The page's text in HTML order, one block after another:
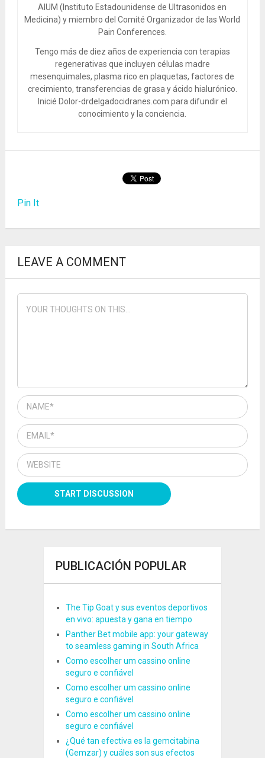
AIUM (Instituto Estadounidense de Ultrasonidos en
Medicina) y miembro del Comité Organizador de las World
Pain Conferences.
Tengo más de diez años de experiencia con terapias
regenerativas que incluyen células madre
mesenquimales, plasma rico en plaquetas, factores de
crecimiento, transferencias de grasa y ácido hialurónico.
Inicié Dolor-drdelgadocidranes.com para difundir el
conocimiento y la conciencia.
Pin It
LEAVE A COMMENT
PUBLICACIÓN POPULAR
The Tip Goat y sus eventos deportivos
en vivo: apuesta y gana en tiempo
Panther Bet mobile app: your gateway
to seamless gaming in South Africa
Como escolher um cassino online
seguro e confiável
Como escolher um cassino online
seguro e confiável
Como escolher um cassino online
seguro e confiável
¿Qué tan efectiva es la gemcitabina
(Gemzar) y cuáles son sus efectos